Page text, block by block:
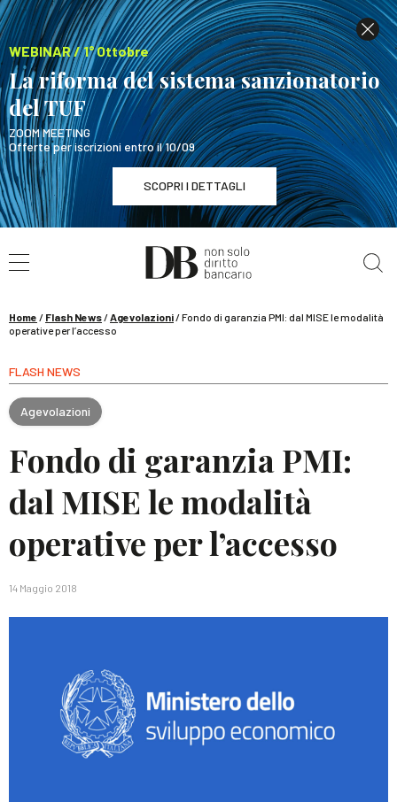
WEBINAR / 1° Ottobre
La riforma del sistema sanzionatorio
del TUF
ZOOM MEETING
Offerte per iscrizioni entro il 10/09
SCOPRI I DETTAGLI
WEBINAR / 1° Ottobre
La riforma del sistema sanzionatorio del TUF
Home / Flash News/Agevolazioni/Fondo di garanzia PMI: dal MISE le modalità
operative per l’accesso
FLASH NEWS
Agevolazioni
Fondo di garanzia PMI:
dal MISE le modalità
operative per l’accesso
14 Maggio 2018